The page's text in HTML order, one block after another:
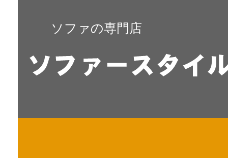
ソファの専門店